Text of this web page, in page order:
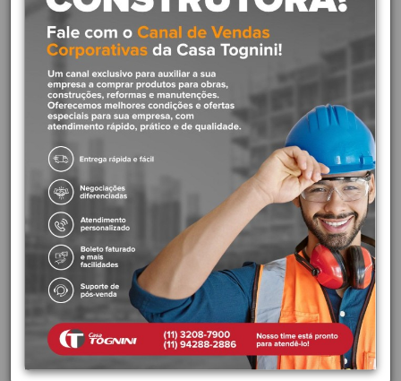
limpe os produtos, certificando-se de que a bolsa da conexão
e a ponta do tubo estejam livres de gordura ou sujeiras.
Confira o ajuste entre a ponta do tubo e a bolsa da conexão
antes de iniciar a execução da junta soldável. Deve existir
uma interferência entre as peças para que a pressão auxilie
na união dos tubos. Uma boa interferência ocorre quando a
ponta do tubo ocupa de 1/3 a 2/3 do comprimento total de
soldagem da bolsa.
Com o auxílio do pincel, aplique uma camada fina e
uniforme de Amanco Adesivo Plástico CPVC na bolsa da
conexão e na ponta do tubo. Passe o adesivo em ambas as
partes, mas sem excesso, para garantir uma soldagem
perfeita.
Encaixe as duas peças, dê ¼ de volta e pressione-as por
aproximadamente 30 segundos. Remova o excesso com um
pano (pode ser estopa ou flanela) e deixe secar.